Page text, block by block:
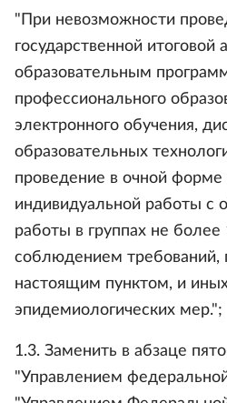
"При невозможности
государственной итоговой
образовательным
профессионального
электронного обучения,
образовательных
проведение в очной форме
индивидуальной работы с
работы в группах не более
соблюдением требований,
настоящим пунктом, и
эпидемиологических мер.";
1.3. Заменить в абзаце
"Управлением